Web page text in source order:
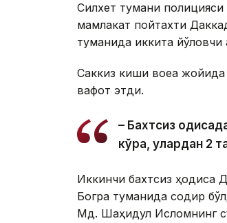
Силхет тумани
мамлакат пойтахти
туманида иккита йўловчи
Саккиз киши воқеа
вафот этди.
– Бахтсиз
кўра, улардан 2
Иккинчи бахтсиз ҳодиса
Богра туманида содир
Мд. Шаҳидул Исломнинг